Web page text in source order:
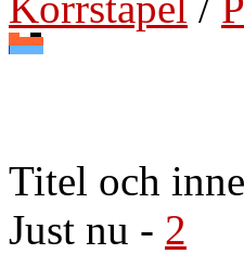
Titel och
Just nu - 2